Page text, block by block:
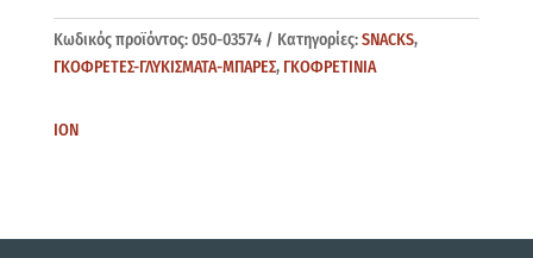
Κωδικός προϊόντος:050-03574 Κατηγορίες:SNACKS,
ΓΚΟΦΡΕΤΕΣ-ΓΛΥΚΙΣΜΑΤΑ-ΜΠΑΡΕΣ, ΓΚΟΦΡΕΤΙΝΙΑ
ΙΟΝ